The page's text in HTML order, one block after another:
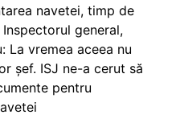
navetei, timp de
general,
La vremea aceea nu
șef. ISJ ne-a cerut să
pentru